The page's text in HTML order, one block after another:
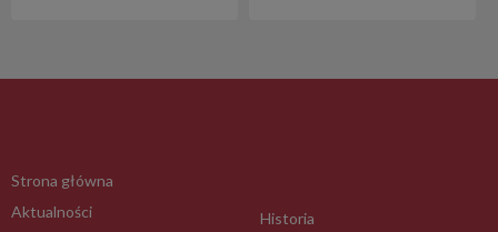
Strona główna
Aktualności
Historia